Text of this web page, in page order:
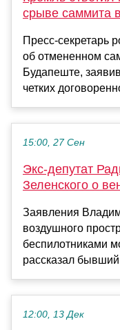
срыве саммита
Пресс-секретарь
об отмененном
Будапеште,
четких
15:00, 27 Сен
Экс-депутат
Зеленского о
Заявления
воздушного
беспилотниками
рассказал
12:00, 13 Дек